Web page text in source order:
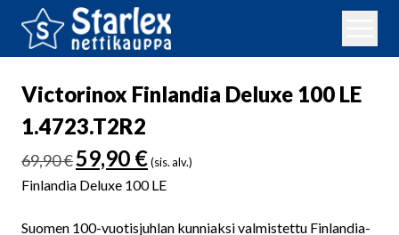
Victorinox Finlandia Deluxe 100 LE
1.4723.T2R2
69,90€ Alkuperäinen
hinta
oli:
59,90 €Nykyinen
hinta
on:
(sis. alv.)
Finlandia Deluxe 100 LE
Suomen 100-vuotisjuhlan kunniaksi valmistettu Finlandia-